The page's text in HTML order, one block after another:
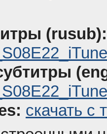
(rusub):
скачать с